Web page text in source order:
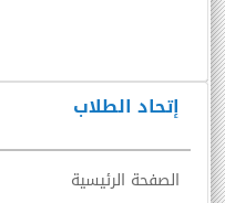
إتحاد الطلاب
الصفحة الرئيسية